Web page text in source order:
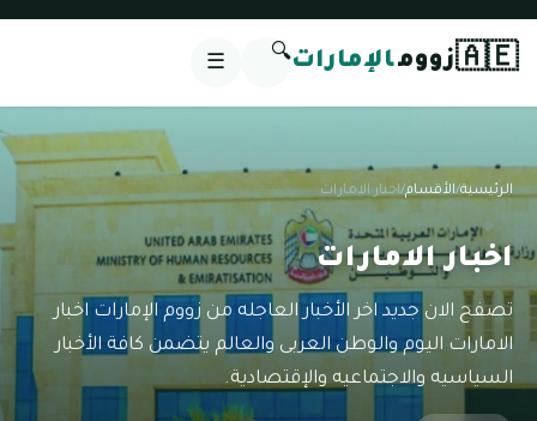
🇦🇪زوومالإمارات🔍
☰
الرئيسية/الأقسام/اخبار الامارات
اخبار الامارات
تصفح الان جديد اخر الأخبار العاجله من زووم الإمارات اخبار
الامارات اليوم والوطن العربى والعالم يتضمن كافة الأخبار
السياسيه والاجتماعيه والإقتصادية.